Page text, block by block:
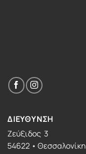
ΔΙΕΥΘΥΝΣΗ
Ζεύξιδος 3
54622 • Θεσσαλονίκη